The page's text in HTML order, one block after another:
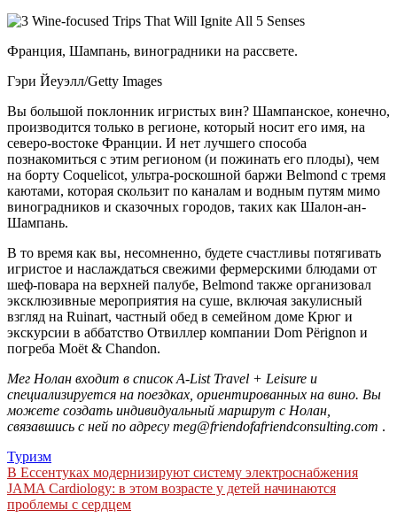
Франция, Шампань, виноградники на рассвете.
Гэри Йеуэлл/Getty Images
Вы большой поклонник игристых вин? Шампанское, конечно,
производится только в регионе, который носит его имя, на
северо-востоке Франции. И нет лучшего способа
познакомиться с этим регионом (и пожинать его плоды), чем
на борту Coquelicot, ультра-роскошной баржи Belmond с тремя
каютами, которая скользит по каналам и водным путям мимо
виноградников и сказочных городов, таких как Шалон-ан-
Шампань.
В то время как вы, несомненно, будете счастливы потягивать
игристое и наслаждаться свежими фермерскими блюдами от
шеф-повара на верхней палубе, Belmond также организовал
эксклюзивные мероприятия на суше, включая закулисный
взгляд на Ruinart, частный обед в семейном доме Крюг и
экскурсии в аббатство Отвиллер компании Dom Përignon и
погреба Moët & Chandon.
Мег Нолан входит в список A-List Travel + Leisure и
специализируется на поездках, ориентированных на вино. Вы
можете создать индивидуальный маршрут с Нолан,
связавшись с ней по адресу meg@friendofafriendconsulting.com .
Туризм
Навигация
по
В Ессентуках модернизируют систему электроснабжения
JAMA Cardiology: в этом возрасте у детей начинаются
проблемы с сердцем